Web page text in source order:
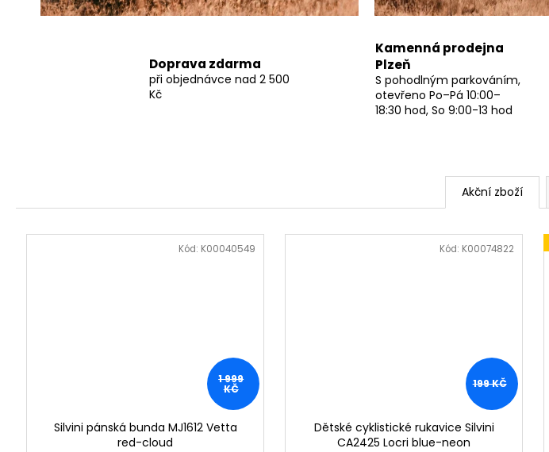
Doprava zdarma
při objednávce nad 2 500
Kč
Kamenná prodejna
Plzeň
S pohodlným parkováním,
otevřeno Po–Pá 10:00–
18:30 hod, So 9:00-13 hod
Akční zboží
1 999
KČ
Silvini pánská bunda MJ1612 Vetta
red-cloud
Kód: K00040549
199 KČ
Dětské cyklistické rukavice Silvini
CA2425 Locri blue-neon
Kód: K00074822